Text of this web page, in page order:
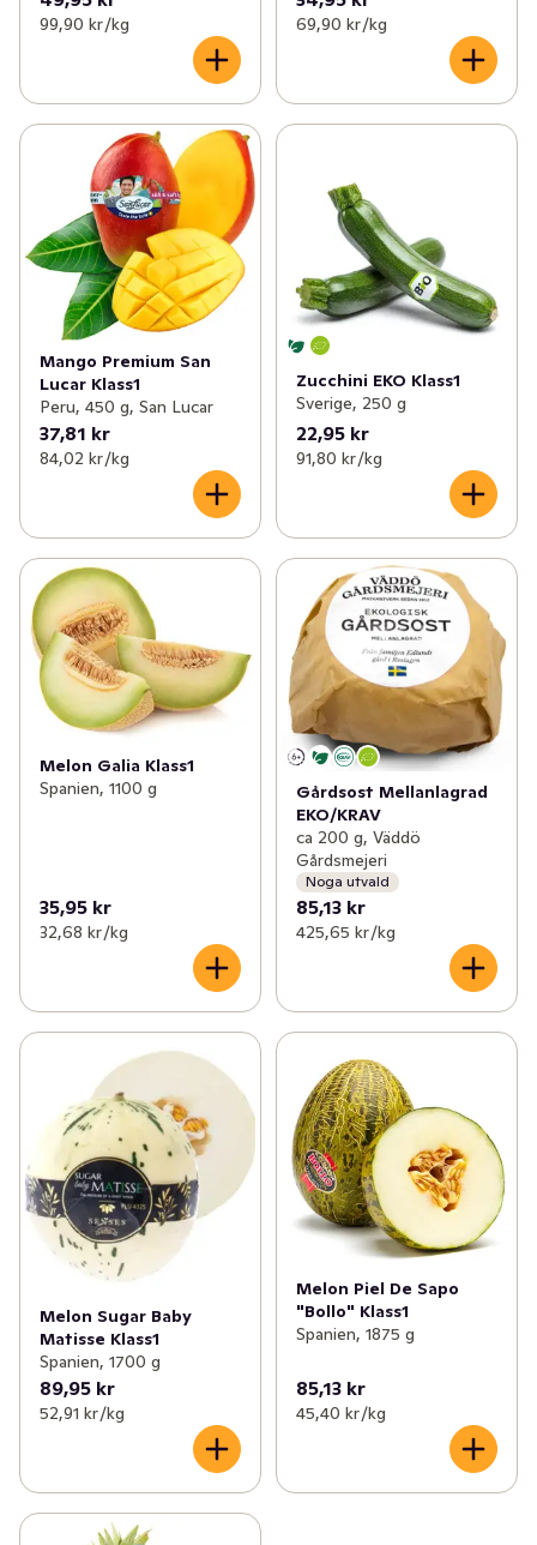
99,90 kr /kg 69,90 kr /kg
Mango Premium San
Lucar Klass1
Peru, 450 g, San Lucar
37,81 kr
84,02 kr /kg
Zucchini EKO Klass1
Sverige, 250 g
22,95 kr
91,80 kr /kg
Melon Galia Klass1
Spanien, 1100 g
35,95 kr
32,68 kr /kg
Gårdsost Mellanlagrad
EKO/KRAV
ca 200 g, Väddö
Gårdsmejeri
Noga utvald
85,13 kr
425,65 kr /kg
Melon Sugar Baby
Matisse Klass1
Spanien, 1700 g
89,95 kr
52,91 kr /kg
Melon Piel De Sapo
"Bollo" Klass1
Spanien, 1875 g
85,13 kr
45,40 kr /kg